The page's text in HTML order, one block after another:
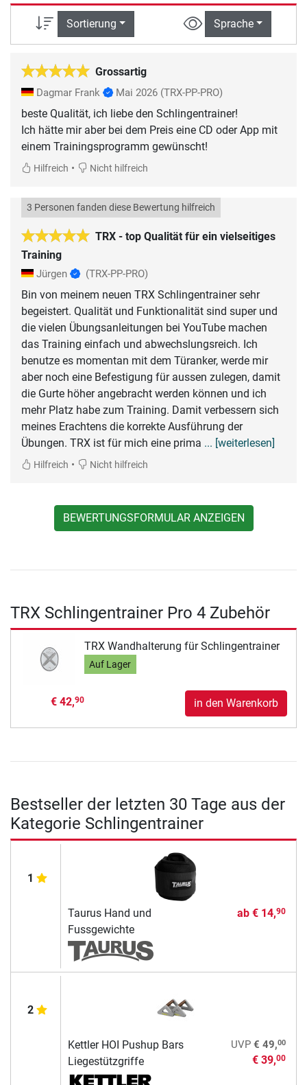
Sortierung Sprache
Grossartig
Dagmar Frank Mai 2026 (TRX-PP-PRO)
beste Qualität, ich liebe den Schlingentrainer!
Ich hätte mir aber bei dem Preis eine CD oder App mit
einem Trainingsprogramm gewünscht!
Hilfreich • Nicht hilfreich
TRX - top Qualität für ein vielseitiges
Training
3 Personen fanden diese Bewertung hilfreich
Jürgen (TRX-PP-PRO)
Bin von meinem neuen TRX Schlingentrainer sehr
begeistert. Qualität und Funktionalität sind super und
die vielen Übungsanleitungen bei YouTube machen
das Training einfach und abwechslungsreich. Ich
benutze es momentan mit dem Türanker, werde mir
aber noch eine Befestigung für aussen zulegen, damit
die Gurte höher angebracht werden können und ich
mehr Platz habe zum Training. Damit verbessern sich
meines Erachtens die korrekte Ausführung der
Übungen. TRX ist für mich eine prima ... [weiterlesen]
Hilfreich • Nicht hilfreich
BEWERTUNGSFORMULAR ANZEIGEN
TRX Schlingentrainer Pro 4 Zubehör
TRX Wandhalterung für Schlingentrainer
Auf Lager
€ 42,90 in den Warenkorb
Bestseller der letzten 30 Tage aus der
Kategorie Schlingentrainer
1
Taurus Hand und
Fussgewichte
ab € 14,90
2
Kettler HOI Pushup Bars
Liegestützgriffe
UVP € 49,00
€ 39,00